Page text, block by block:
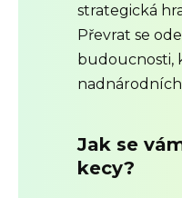
strategická
Převrat se
budoucnosti,
Jak se
kecy?